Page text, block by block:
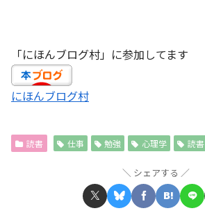
「にほんブログ村」に参加してます
にほんブログ村
読書 仕事 勉強 心理学 読書
シェアする